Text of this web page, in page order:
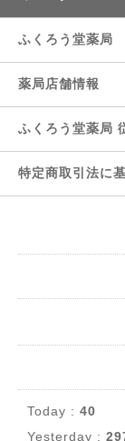
ふくろう堂薬局
薬局店舗情報
ふくろう堂薬局
特定商取引法に
Today : 40
Yesterday :